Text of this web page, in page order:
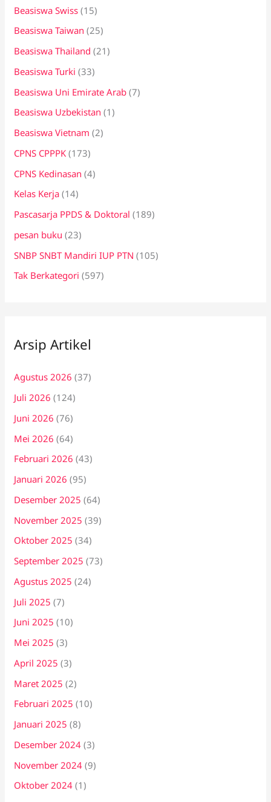
Beasiswa Swiss (15)
Beasiswa Taiwan (25)
Beasiswa Thailand (21)
Beasiswa Turki (33)
Beasiswa Uni Emirate Arab (7)
Beasiswa Uzbekistan (1)
Beasiswa Vietnam (2)
CPNS CPPPK (173)
CPNS Kedinasan (4)
Kelas Kerja (14)
Pascasarja PPDS & Doktoral (189)
pesan buku (23)
SNBP SNBT Mandiri IUP PTN (105)
Tak Berkategori (597)
Arsip Artikel
Agustus 2026 (37)
Juli 2026 (124)
Juni 2026 (76)
Mei 2026 (64)
Februari 2026 (43)
Januari 2026 (95)
Desember 2025 (64)
November 2025 (39)
Oktober 2025 (34)
September 2025 (73)
Agustus 2025 (24)
Juli 2025 (7)
Juni 2025 (10)
Mei 2025 (3)
April 2025 (3)
Maret 2025 (2)
Februari 2025 (10)
Januari 2025 (8)
Desember 2024 (3)
November 2024 (9)
Oktober 2024 (1)